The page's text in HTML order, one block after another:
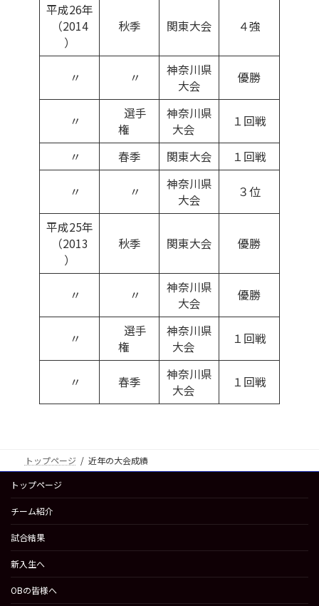
平成26年
（2014
）
秋季 関東大会 ４強
〃 〃
神奈川県
大会
優勝
〃
選手
権
神奈川県
大会
１回戦
〃 春季 関東大会 １回戦
〃 〃
神奈川県
大会
３位
平成25年
（2013
）
秋季 関東大会 優勝
〃 〃
神奈川県
大会
優勝
〃
選手
権
神奈川県
大会
１回戦
〃 春季
神奈川県
大会
１回戦
トップページ
近年の大会成績
トップページ
チーム紹介
試合結果
新入生へ
OBの皆様へ